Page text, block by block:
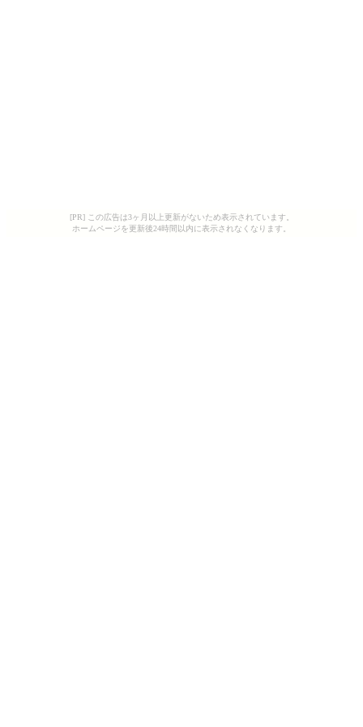
[PR] この広告は3ヶ月以上更新がないため表示されています。
ホームページを更新後24時間以内に表示されなくなります。